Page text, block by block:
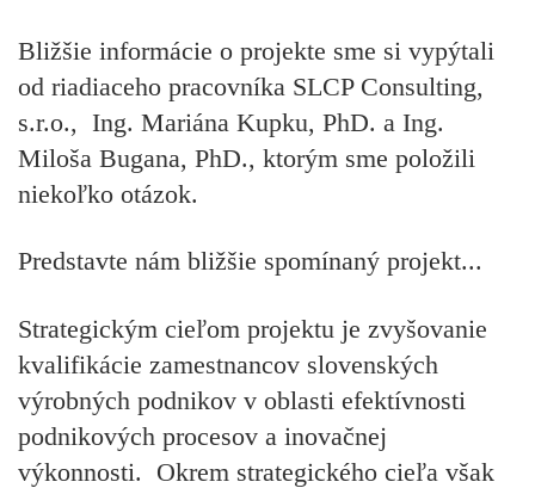
Bližšie informácie o projekte sme si vypýtali
od riadiaceho pracovníka SLCP Consulting,
s.r.o., Ing. Mariána Kupku, PhD. a Ing.
Miloša Bugana, PhD., ktorým sme položili
niekoľko otázok.
Predstavte nám bližšie spomínaný projekt...
Strategickým cieľom projektu je zvyšovanie
kvalifikácie zamestnancov slovenských
výrobných podnikov v oblasti efektívnosti
podnikových procesov a inovačnej
výkonnosti. Okrem strategického cieľa však